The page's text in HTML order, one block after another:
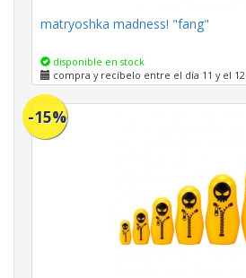
matryoshka madness! "fang"
disponible en stock
compra y recíbelo entre el día 11 y el 12
-15%